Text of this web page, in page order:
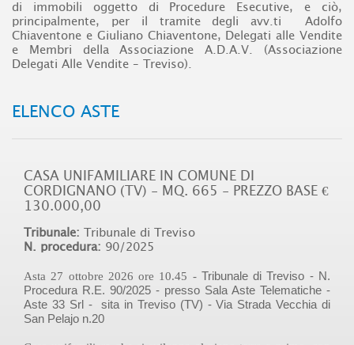
di immobili oggetto di Procedure Esecutive, e ciò,
principalmente, per il tramite degli avv.ti Adolfo
Chiaventone e Giuliano Chiaventone, Delegati alle Vendite
e Membri della Associazione A.D.A.V. (Associazione
Delegati Alle Vendite – Treviso).
ELENCO ASTE
CASA UNIFAMILIARE IN COMUNE DI
CORDIGNANO (TV) - MQ. 665 - PREZZO BASE €
130.000,00
Tribunale: Tribunale di Treviso
N. procedura: 90/2025
Asta 27 ottobre 2026 ore 10.45 -Tribunale di Treviso - N.
Procedura R.E. 90/2025 - presso Sala Aste Telematiche -
Aste 33 Srl - sita in Treviso (TV) - Via Strada Vecchia di
San Pelajo n.20